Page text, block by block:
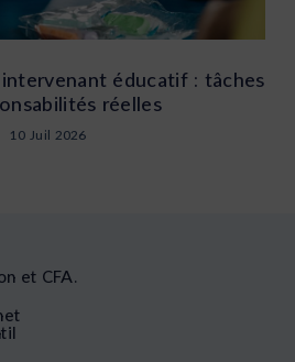
intervenant éducatif : tâches
réelles
10 Juil 2026
et CFA.